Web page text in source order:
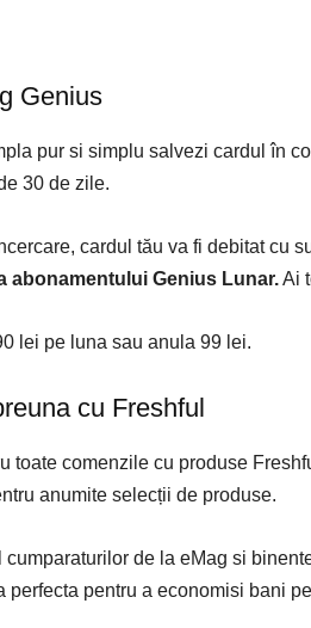
Genius
pur si simplu salvezi cardul în
30 de zile.
cardul tău va fi debitat cu
abonamentului Genius Lunar.Ai
lei pe luna sau anula 99 lei.
cu Freshful
toate comenzile cu produse
anumite selecții de produse.
cumparaturilor de la eMag si
perfecta pentru a economisi bani